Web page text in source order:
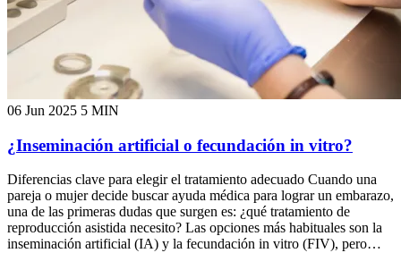
06 Jun 2025 5 MIN
¿Inseminación artificial o fecundación in vitro?
Diferencias clave para elegir el tratamiento adecuado Cuando una
pareja o mujer decide buscar ayuda médica para lograr un embarazo,
una de las primeras dudas que surgen es: ¿qué tratamiento de
reproducción asistida necesito? Las opciones más habituales son la
inseminación artificial (IA) y la fecundación in vitro (FIV), pero…